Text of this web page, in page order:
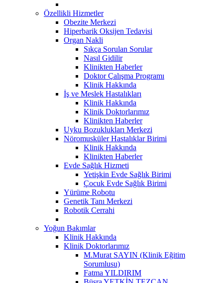
Özellikli Hizmetler
Obezite Merkezi
Hiperbarik Oksijen Tedavisi
Organ Nakli
Sıkça Sorulan Sorular
Nasıl Gidilir
Klinikten Haberler
Doktor Çalışma Programı
Klinik Hakkında
İş ve Meslek Hastalıkları
Klinik Hakkında
Klinik Doktorlarımız
Klinikten Haberler
Uyku Bozuklukları Merkezi
Nöromusküler Hastalıklar Birimi
Klinik Hakkında
Klinikten Haberler
Evde Sağlık Hizmeti
Yetişkin Evde Sağlık Birimi
Çocuk Evde Sağlık Birimi
Yürüme Robotu
Genetik Tanı Merkezi
Robotik Cerrahi
Yoğun Bakımlar
Klinik Hakkında
Klinik Doktorlarımız
M.Murat SAYIN (Klinik Eğitim
Sorumlusu)
Fatma YILDIRIM